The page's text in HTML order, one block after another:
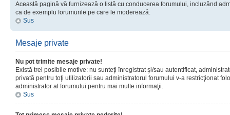
Această pagină vă furnizează o listă cu conducerea forumului, incluzând
ca de exemplu forumurile pe care le moderează.
Sus
Mesaje private
Nu pot trimite mesaje private!
Există trei posibile motive: nu sunteţi înregistrat şi/sau autentificat,
privată pentru toţi utilizatorii sau administratorul forumului v-a restricţionat
administrator al forumului pentru mai multe informaţii.
Sus